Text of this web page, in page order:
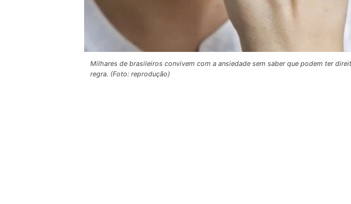
Milhares de brasileiros convivem com a ansiedade sem saber que podem ter
regra. (Foto: reprodução)